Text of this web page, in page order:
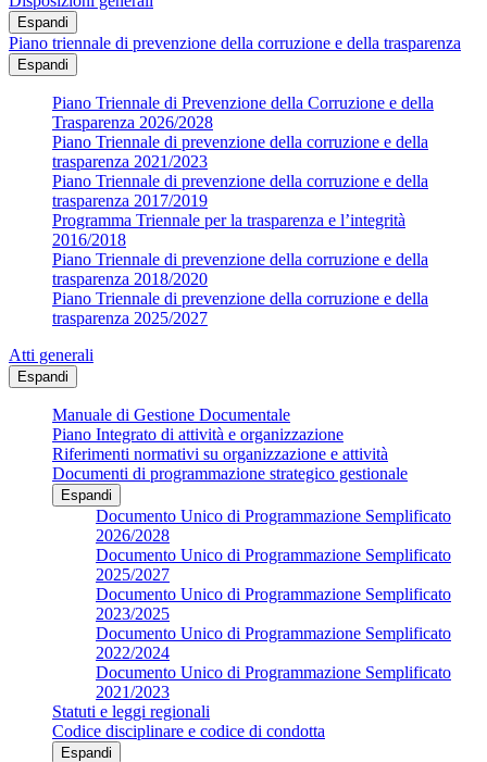
Espandi
Piano triennale di prevenzione della corruzione e della trasparenza
Espandi
Piano Triennale di Prevenzione della Corruzione e della
Trasparenza 2026/2028
Piano Triennale di prevenzione della corruzione e della
trasparenza 2021/2023
Piano Triennale di prevenzione della corruzione e della
trasparenza 2017/2019
Programma Triennale per la trasparenza e l’integrità
2016/2018
Piano Triennale di prevenzione della corruzione e della
trasparenza 2018/2020
Piano Triennale di prevenzione della corruzione e della
trasparenza 2025/2027
Atti generali
Espandi
Manuale di Gestione Documentale
Piano Integrato di attività e organizzazione
Riferimenti normativi su organizzazione e attività
Documenti di programmazione strategico gestionale
Espandi
Documento Unico di Programmazione Semplificato
2026/2028
Documento Unico di Programmazione Semplificato
2025/2027
Documento Unico di Programmazione Semplificato
2023/2025
Documento Unico di Programmazione Semplificato
2022/2024
Documento Unico di Programmazione Semplificato
2021/2023
Statuti e leggi regionali
Codice disciplinare e codice di condotta
Espandi